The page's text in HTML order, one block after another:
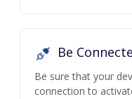
Be
Be sure that your
connection to